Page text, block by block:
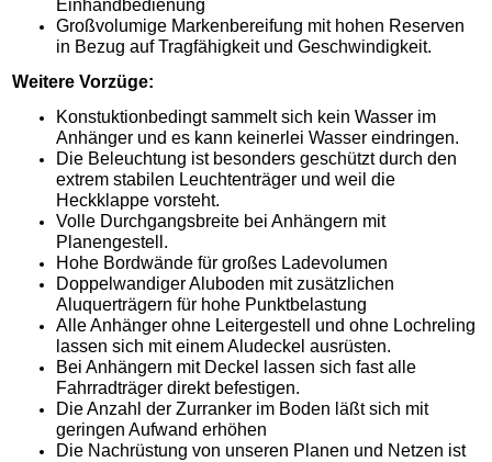
Einhandbedienung
Großvolumige Markenbereifung mit hohen Reserven
in Bezug auf Tragfähigkeit und Geschwindigkeit.
Weitere Vorzüge:
Konstuktionbedingt sammelt sich kein Wasser im
Anhänger und es kann keinerlei Wasser eindringen.
Die Beleuchtung ist besonders geschützt durch den
extrem stabilen Leuchtenträger und weil die
Heckklappe vorsteht.
Volle Durchgangsbreite bei Anhängern mit
Planengestell.
Hohe Bordwände für großes Ladevolumen
Doppelwandiger Aluboden mit zusätzlichen
Aluquerträgern für hohe Punktbelastung
Alle Anhänger ohne Leitergestell und ohne Lochreling
lassen sich mit einem Aludeckel ausrüsten.
Bei Anhängern mit Deckel lassen sich fast alle
Fahrradträger direkt befestigen.
Die Anzahl der Zurranker im Boden läßt sich mit
geringen Aufwand erhöhen
Die Nachrüstung von unseren Planen und Netzen ist